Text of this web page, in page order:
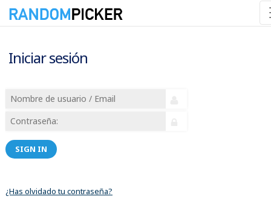
Iniciar sesión
SIGN IN
¿Has olvidado tu contraseña?